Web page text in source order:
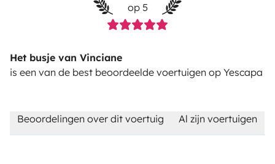
op 5
Het busje van Vinciane
is een van de best beoordeelde voertuigen op Yescapa
Beoordelingen over dit voertuig Al zijn voertuigen